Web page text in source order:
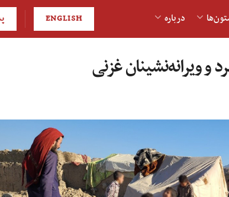
درباره ENGLISH
و ویرانه‌نشینان غزنی